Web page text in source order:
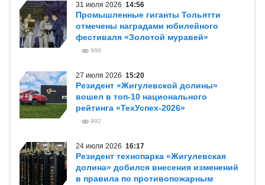
31 июля 2026 14:56
Промышленные гиганты Тольятти
отмечены наградами юбилейного
фестиваля «Золотой муравей»
989
27 июля 2026 15:20
Резидент «Жигулевской долины»
вошел в топ-10 национального
рейтинга «ТехУспех-2026»
992
24 июля 2026 16:17
Резидент технопарка «Жигулевская
долина» добился внесения изменений
в правила по противопожарным